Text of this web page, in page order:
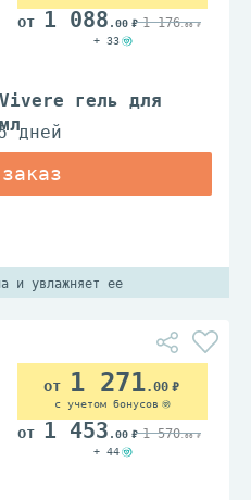
гель для
1 088 .00 1 176.00
+ 33
и увлажняет ее
1 271.00
с учетом бонусов
1 453 .00 1 570.00
+ 44